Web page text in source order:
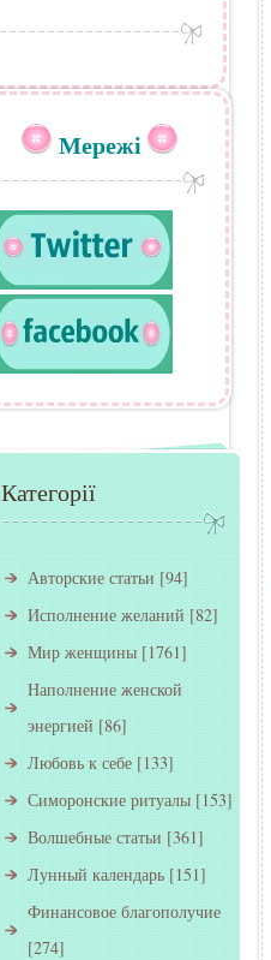
Мережі
Категорії
Авторские статьи [94]
Исполнение желаний [82]
Мир женщины [1761]
Наполнение женской
энергией [86]
Любовь к себе [133]
Симоронские ритуалы [153]
Волшебные статьи [361]
Лунный календарь [151]
Финансовое благополучие
[274]